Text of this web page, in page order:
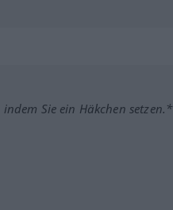
Sie ein Häkchen setzen.*